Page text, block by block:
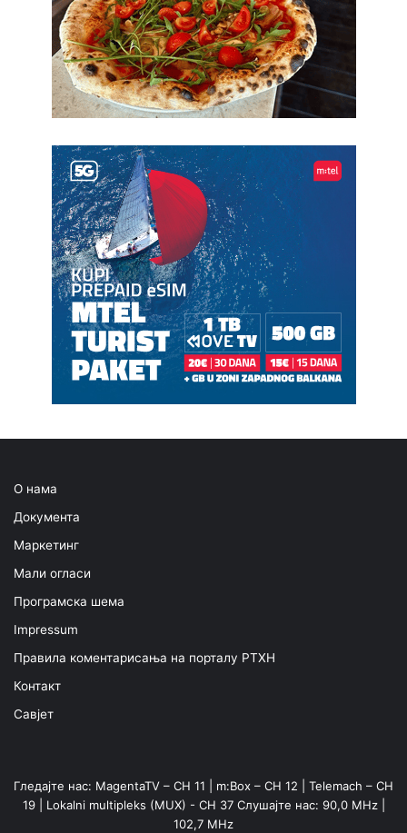
О нама
Документа
Маркетинг
Мали огласи
Програмска шема
Impressum
Правила коментарисања на порталу РТХН
Контакт
Савјет
Гледајте нас: MagentaTV – CH 11 | m:Box – CH 12 | Telemach – CH
19 | Lokalni multipleks (MUX) - CH 37 Слушајте нас: 90,0 MHz |
102,7 MHz